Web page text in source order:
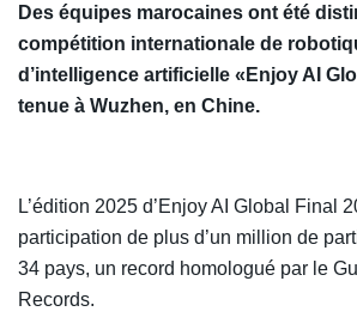
Des équipes marocaines ont été
compétition internationale de
d’intelligence artificielle «Enjoy AI
tenue à Wuzhen, en Chine.
L’édition 2025 d’Enjoy AI Global Final
participation de plus d’un million de
34 pays, un record homologué par le
Records.